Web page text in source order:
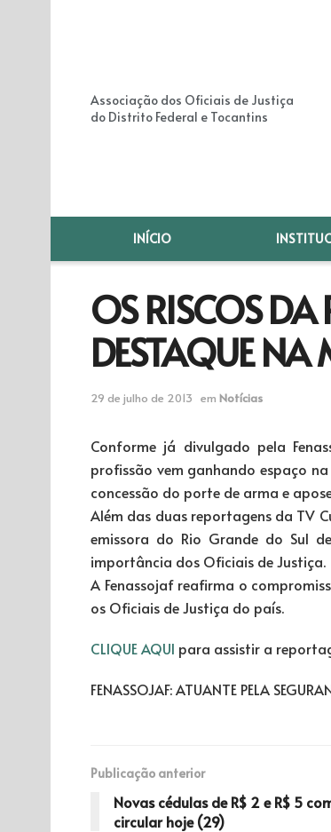
Associação dos Oficiais de Justiça
do Distrito Federal e Tocantins
INÍCIO
OS RISCOS
DESTAQUE
29 de julho de 2013 em Notícias
Conforme já divulgado pela
profissão vem ganhando espaço
concessão do porte de arma e
Além das duas reportagens da TV
emissora do Rio Grande do Sul
importância dos Oficiais de Justiça.
A Fenassojaf reafirma o
os Oficiais de Justiça do país.
CLIQUE AQUI para assistir a
FENASSOJAF: ATUANTE PELA
Publicação anterior
Novas cédulas de R$ 2 e R$ 5
circular hoje (29)